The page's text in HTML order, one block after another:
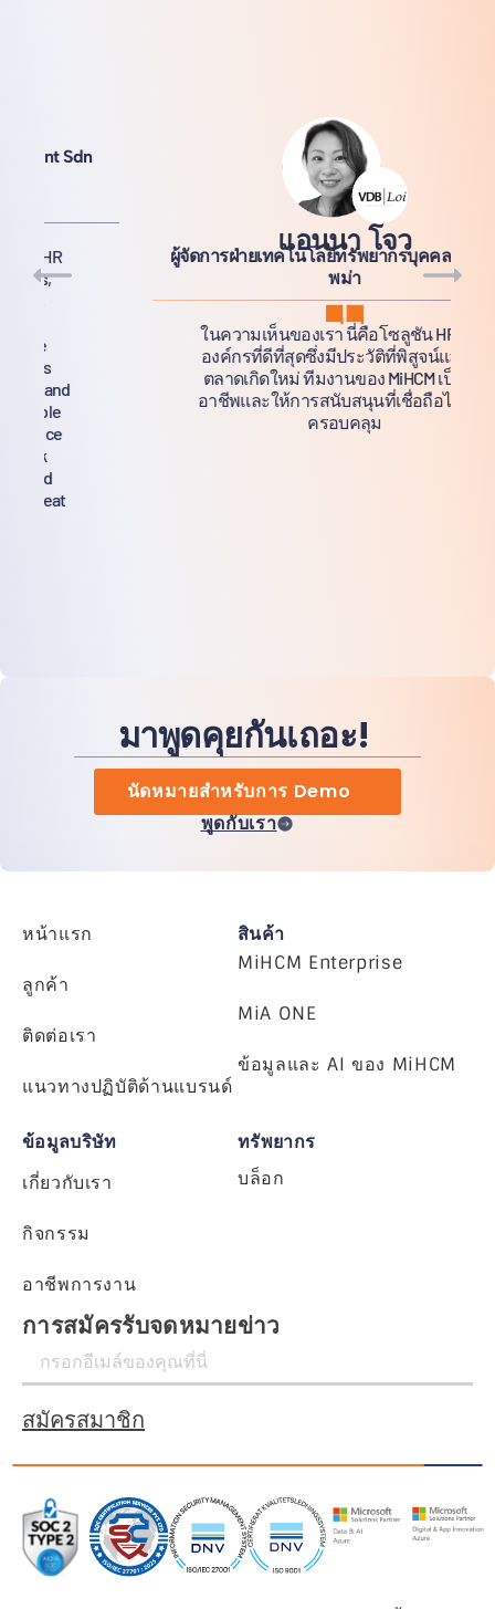
แอนนา โจว
ผู้จัดการฝ่ายเทคโนโลยีทรัพยากรบุคคล VDB Loi
ในความเห็นของเรา นี่คือโซลูชัน HR ของ
องค์กรที่ดีที่สุดซึ่งมีประวัติที่พิสูจน์แล้วใน
ตลาดเกิดใหม่ ทีมงานของ MiHCM เป็นมือ
อาชีพและให้การสนับสนุนที่เชื่อถือได้และ
มาพูดคุยกันเถอะ!
นัดหมายสำหรับการ Demo
พูดกับเรา
หน้าแรก
ลูกค้า
ติดต่อเรา
แนวทางปฏิบัติด้านแบรนด์
สินค้า
MiHCM Enterprise
MiA ONE
ข้อมูลและ AI ของ MiHCM
ข้อมูลบริษัท
เกี่ยวกับเรา
กิจกรรม
อาชีพการงาน
ทรัพยากร
บล็อก
การสมัครรับจดหมายข่าว
สมัครสมาชิก